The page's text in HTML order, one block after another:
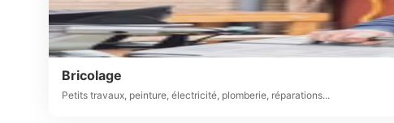
Bricolage
Petits travaux, peinture, électricité, plomberie, réparations...